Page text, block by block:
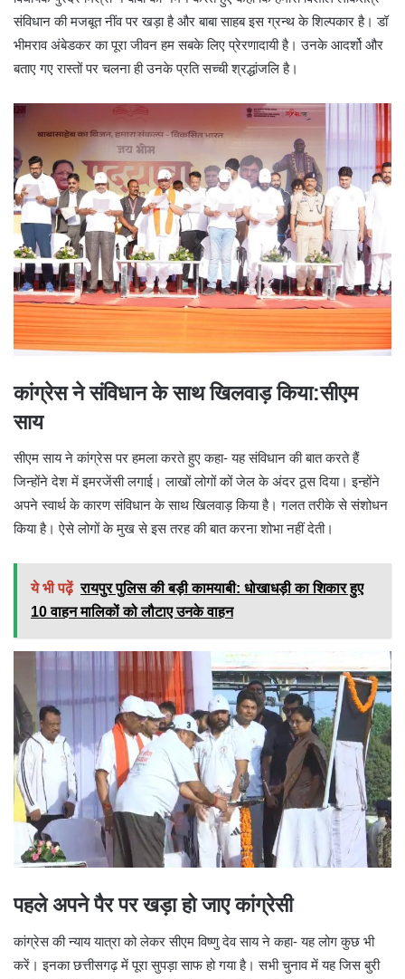
संविधान की मजबूत नींव पर खड़ा है और बाबा साहब इस ग्रन्थ के शिल्पकार है। डॉ
भीमराव अंबेडकर का पूरा जीवन हम सबके लिए प्रेरणादायी है। उनके आदर्शो और
बताए गए रास्तों पर चलना ही उनके प्रति सच्ची श्रद्धांजलि है।
कांग्रेस ने संविधान के साथ खिलवाड़ किया:सीएम
साय
सीएम साय ने कांग्रेस पर हमला करते हुए कहा- यह संविधान की बात करते हैं
जिन्होंने देश में इमरजेंसी लगाई। लाखों लोगों कों जेल के अंदर ठूस दिया। इन्होंने
अपने स्वार्थ के कारण संविधान के साथ खिलवाड़ किया है। गलत तरीके से संशोधन
किया है। ऐसे लोगों के मुख से इस तरह की बात करना शोभा नहीं देती।
ये भी पढ़ें रायपुर पुलिस की बड़ी कामयाबी: धोखाधड़ी का शिकार हुए
10 वाहन मालिकों को लौटाए उनके वाहन
पहले अपने पैर पर खड़ा हो जाए कांग्रेसी
कांग्रेस की न्याय यात्रा को लेकर सीएम विष्णु देव साय ने कहा- यह लोग कुछ भी
करें। इनका छत्तीसगढ़ में पूरा सुपड़ा साफ हो गया है। सभी चुनाव में यह जिस बुरी